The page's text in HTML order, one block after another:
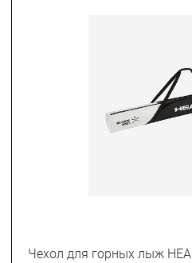
Чехол для горных лыж